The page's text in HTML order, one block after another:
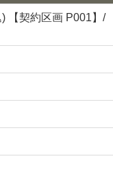
【契約区画 P001】/